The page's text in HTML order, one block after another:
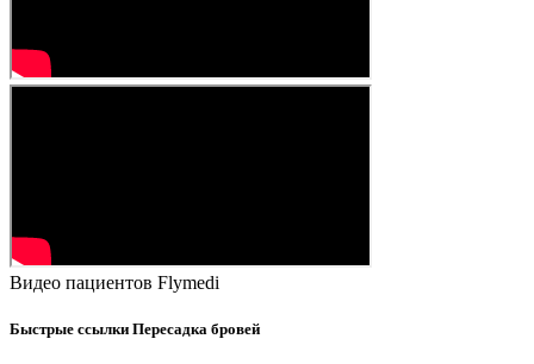
Видео пациентов Flymedi
Быстрые ссылки Пересадка бровей